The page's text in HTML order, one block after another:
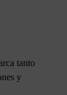
tanto
y